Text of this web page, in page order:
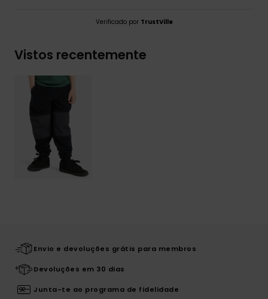
Verificado por TrustVille
Vistos recentemente
Envio e devoluções grátis para membros
Devoluções em 30 dias
Junta-te ao programa de fidelidade